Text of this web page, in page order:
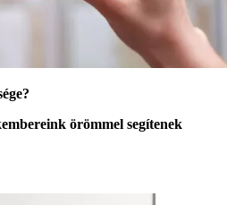
örömmel segítenek